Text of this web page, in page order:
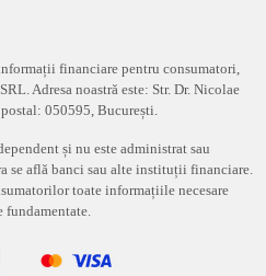
financiare pentru consumatori,
Adresa noastră este: Str. Dr. Nicolae
050595, București.
și nu este administrat sau
se află banci sau alte instituții financiare.
toate informațiile necesare